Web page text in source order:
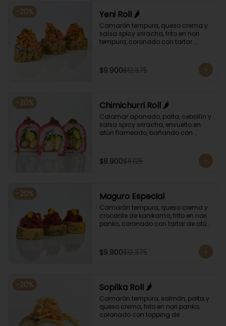
-20% Yeni Roll 🌶️
Camarón tempura, queso crema y
salsa spicy sriracha, frito en nori
tempura, coronado con tartar
$9.900$12.375
-20% Chimichurri Roll 🌶️
Calamar apanado, palta, cebollín y
salsa spicy sriracha, envuelto en
atún flameado, bañando con
$8.900$11.125
-20% Maguro Especial
Camarón tempura, queso crema y
crocante de kanikama, frito en nori
panko, coronado con tartar de atún
$9.900$12.375
-20% Sopilka Roll 🌶️
Camarón tempura, salmón, palta y
queso crema, frito en nori panko,
coronado con topping de